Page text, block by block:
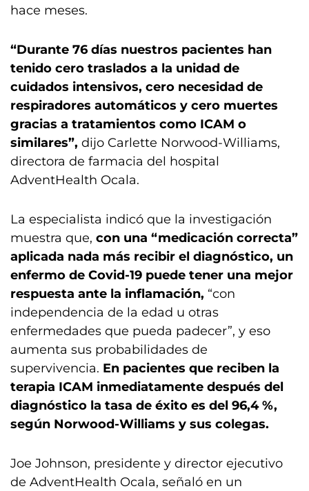
hace meses.
“Durante 76 días nuestros pacientes han
tenido cero traslados a la unidad de
cuidados intensivos, cero necesidad de
respiradores automáticos y cero muertes
gracias a tratamientos como ICAM o
similares”, dijo Carlette Norwood-Williams,
directora de farmacia del hospital
AdventHealth Ocala.
La especialista indicó que la investigación
muestra que, con una “medicación correcta”
aplicada nada más recibir el diagnóstico, un
enfermo de Covid-19 puede tener una mejor
respuesta ante la inflamación, “con
independencia de la edad u otras
enfermedades que pueda padecer”, y eso
aumenta sus probabilidades de
supervivencia. En pacientes que reciben la
terapia ICAM inmediatamente después del
diagnóstico la tasa de éxito es del 96,4 %,
según Norwood-Williams y sus colegas.
Joe Johnson, presidente y director ejecutivo
de AdventHealth Ocala, señaló en un